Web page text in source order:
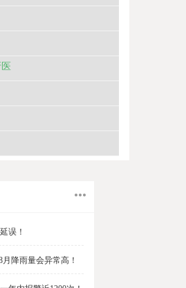
误！
降雨量会异常高！